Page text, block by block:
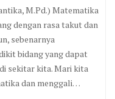
M.Pd.) Matematika
dengan rasa takut dan
sebenarnya
bidang yang dapat
sekitar kita. Mari kita
dan menggali…